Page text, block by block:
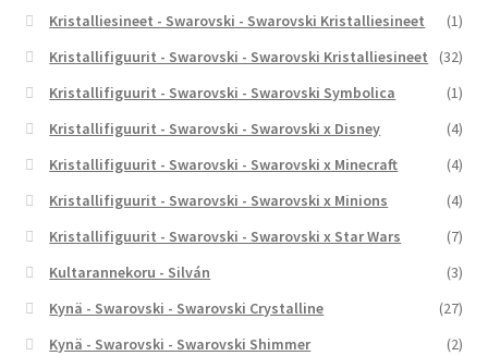
Kristalliesineet - Swarovski - Swarovski Kristalliesineet
(1)
Kristallifiguurit - Swarovski - Swarovski Kristalliesineet
(32)
Kristallifiguurit - Swarovski - Swarovski Symbolica
(1)
Kristallifiguurit - Swarovski - Swarovski x Disney
(4)
Kristallifiguurit - Swarovski - Swarovski x Minecraft
(4)
Kristallifiguurit - Swarovski - Swarovski x Minions
(4)
Kristallifiguurit - Swarovski - Swarovski x Star Wars
(7)
Kultarannekoru - Silván
(3)
Kynä - Swarovski - Swarovski Crystalline
(27)
Kynä - Swarovski - Swarovski Shimmer
(2)